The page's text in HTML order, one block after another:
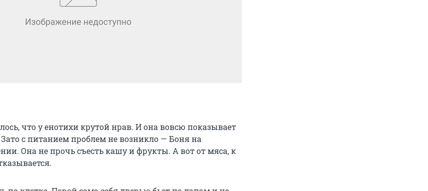
что у енотихи крутой нрав. И она вовсю показывает
с питанием проблем не возникло — Боня на
Она не прочь съесть кашу и фрукты. А вот от мяса, к